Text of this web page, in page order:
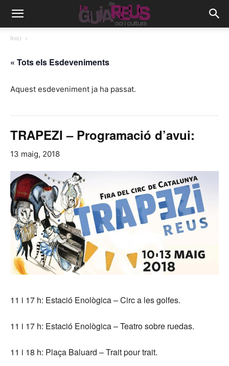
Inici
« Tots els Esdeveniments
Aquest esdeveniment ja ha passat.
TRAPEZI – Programació d’avui:
13 maig, 2018
11 i 17 h: Estació Enològica – Circ a les golfes.
11 i 17 h: Estació Enològica – Teatro sobre ruedas.
11 i 18 h: Plaça Baluard – Trait pour trait.